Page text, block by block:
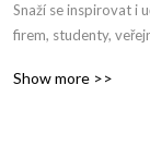
Snaží se inspirovat i
firem, studenty,
Show more >>